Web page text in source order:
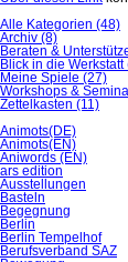
Alle Kategorien (48)
Archiv (8)
Beraten &
Blick in die Werkstatt
Meine Spiele (27)
Workshops &
Zettelkasten (11)
Animots(DE)
Animots(EN)
Aniwords (EN)
ars edition
Ausstellungen
Basteln
Begegnung
Berlin
Berlin Tempelhof
Berufsverband SAZ